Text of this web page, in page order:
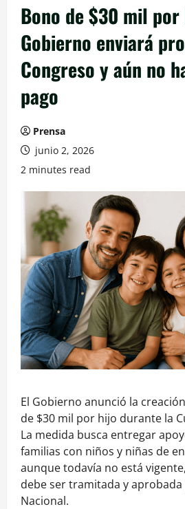
Bono de $30 mil
Gobierno enviará
Congreso y aún no
pago
Prensa
junio 2, 2026
2 minutes read
El Gobierno anunció la
de $30 mil por hijo durante la
La medida busca entregar
familias con niños y niñas de
aunque todavía no está
debe ser tramitada y
Nacional.